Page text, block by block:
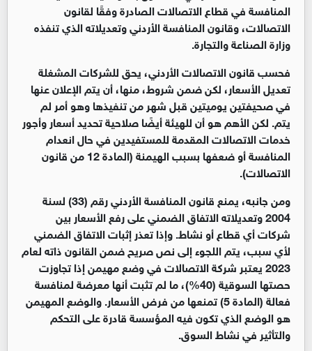
المنافسة في قطاع الاتصالات الصادرة وفقًا لقانون
الاتصالات، وقانون المنافسة الأردني وتعديلاته الذي تنفذه
وزارة الصناعة والتجارة.
فحسب قانون الاتصالات الأردني، يحق للشركات المشغلة
تعديل الأسعار، لكن ضمن شروط، منها، أن يتم الإعلان عنها
في صحيفتين يوميتين قبل شهر من تنفيذها وهو أمر لم
يتم. لكن الأهم هو أن للهيئة أيضًا صلاحية تحديد أسعار وأجور
خدمات الاتصالات المقدمة للمستفيدين في حال انعدام
المنافسة أو ضعفها بسبب الهيمنة (المادة 12 من قانون
الاتصالات).
ومن جانبه، يمنع قانون المنافسة الأردني رقم (33) لسنة
2004 وتعديلاته الاتفاق الضمني على رفع الأسعار بين
شركات أي قطاع أو نشاط. وإذا تعذر إثبات الاتفاق الضمني
لأي سبب، يتم اللجوء إلى نص صريح ضمن القانون ذاته لعام
2023 يعتبر شركة الاتصالات في وضع مهيمن إذا تجاوزت
حصتها السوقية (40%)، ما لم تثبت أنها معرضة لمنافسة
فعالة (المادة 5) تمنعها من فرض الأسعار. والوضع المهيمن
هو الوضع الذي تكون فيه المؤسسة قادرة على التحكم
والتأثير في نشاط السوق.